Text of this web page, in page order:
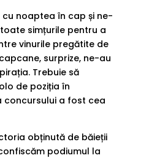
noaptea în cap și ne-
simțurile pentru a
vinurile pregătite de
surprize, ne-au
Trebuie să
de poziția în
concursului a fost cea
obținută de băieții
podiumul la